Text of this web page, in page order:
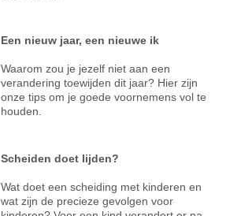
Een nieuw jaar, een nieuwe ik
Waarom zou je jezelf niet aan een
verandering toewijden dit jaar? Hier zijn
onze tips om je goede voornemens vol te
houden.
Scheiden doet lijden?
Wat doet een scheiding met kinderen en
wat zijn de precieze gevolgen voor